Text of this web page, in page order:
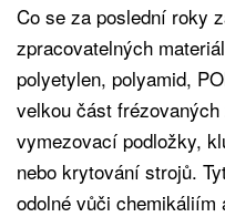
Co se za poslední roky
zpracovatelných
polyetylen, polyamid,
velkou část
vymezovací podložky,
nebo krytování strojů.
odolné vůči chemikáliím